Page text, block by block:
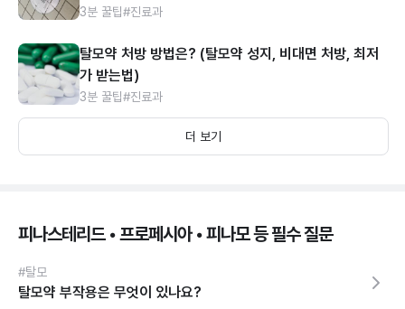
3분 꿀팁#진료과
탈모약 처방 방법은? (탈모약 성지, 비대면 처방, 최저
가 받는법)
3분 꿀팁#진료과
더 보기
피나스테리드 • 프로페시아 • 피나모 등 필수 질문
#탈모
탈모약 부작용은 무엇이 있나요?